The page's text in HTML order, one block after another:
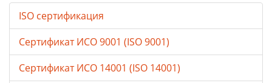
ISO сертификация
Сертификат ИСО 9001 (ISO 9001)
Сертификат ИСО 14001 (ISO 14001)